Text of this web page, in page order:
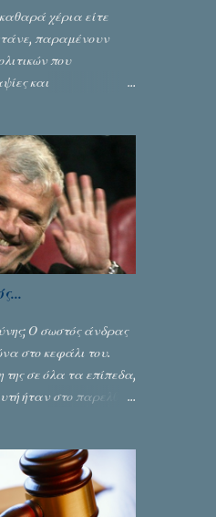
χέρια είτε
παραμένουν
που
και
Ο σωστός άνδρας
στο κεφάλι του.
σε όλα τα επίπεδα,
ήταν στο παρελθόν